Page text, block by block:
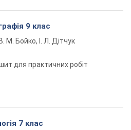
9 клас
В. М. Бойко, І. Л. Дітчук
для практичних робіт
7 клас